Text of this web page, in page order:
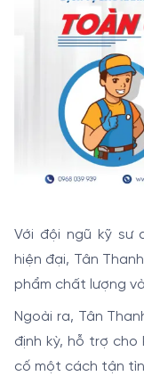
Với đội ngũ kỹ sư
hiện đại, Tân
phẩm chất lượng
Ngoài ra, Tân
định kỳ, hỗ trợ cho
cố một cách tận